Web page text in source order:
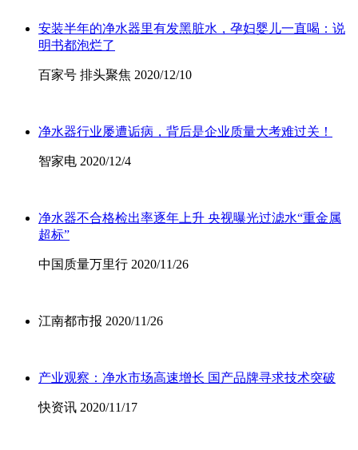
安装半年的净水器里有发黑脏水，孕妇婴儿一直喝：说
明书都泡烂了
百家号 排头聚焦 2020/12/10
净水器行业屡遭诟病，背后是企业质量大考难过关！
智家电 2020/12/4
净水器不合格检出率逐年上升 央视曝光过滤水“重金属
超标”
中国质量万里行 2020/11/26
江南都市报 2020/11/26
产业观察：净水市场高速增长 国产品牌寻求技术突破
快资讯 2020/11/17